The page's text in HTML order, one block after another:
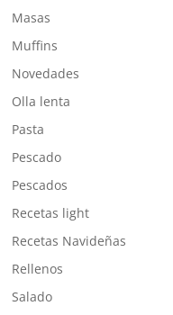
Masas
Muffins
Novedades
Olla lenta
Pasta
Pescado
Pescados
Recetas light
Recetas Navideñas
Rellenos
Salado